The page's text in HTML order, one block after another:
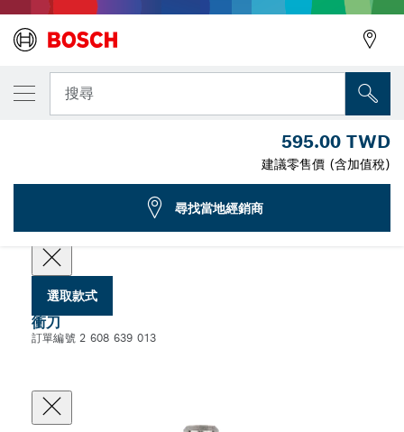
搜尋
選擇您的規格
選取款式
衝刀
訂單編號 2 608 639 013
您選取的款式
2 608 639 013
595.00 TWD
建議零售價 (含加值稅)
尋找當地經銷商